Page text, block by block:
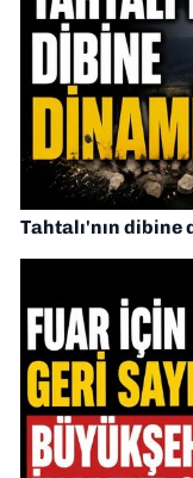
Tahtalı'nın dibine